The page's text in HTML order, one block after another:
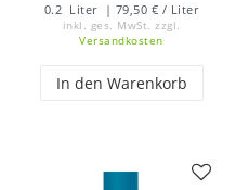
0.2 Liter | 79,50 € / Liter
inkl. ges. MwSt. zzgl.
Versandkosten
In den Warenkorb